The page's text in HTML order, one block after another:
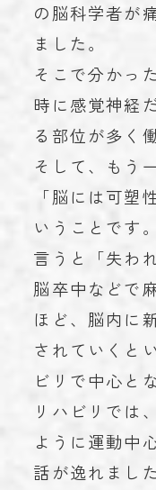
の脳科学者が
ました。
そこで分かっ
時に感覚神経
る部位が多く
そして、もう
「脳には可塑
いうことです
言うと「失わ
脳卒中などで
ほど、脳内に
されていくと
ビリで中心と
リハビリでは
ように運動中
話が逸れまし